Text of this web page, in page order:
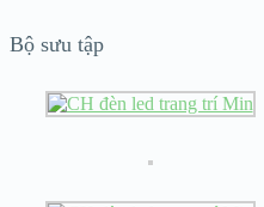
Bộ sưu tập